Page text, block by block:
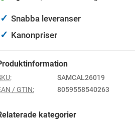
✓ Snabba leveranser
✓ Kanonpriser
SAMCAL26019
/ GTIN:
8059558540263
kategorier